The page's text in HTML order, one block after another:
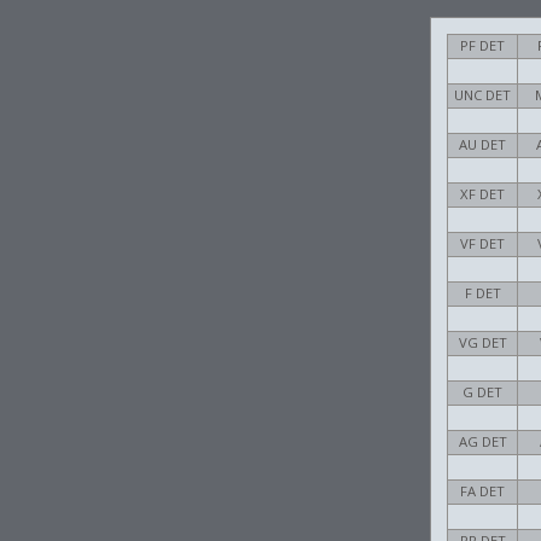
PF DET
UNC DET
AU DET
XF DET
VF DET
F DET
VG DET
G DET
AG DET
FA DET